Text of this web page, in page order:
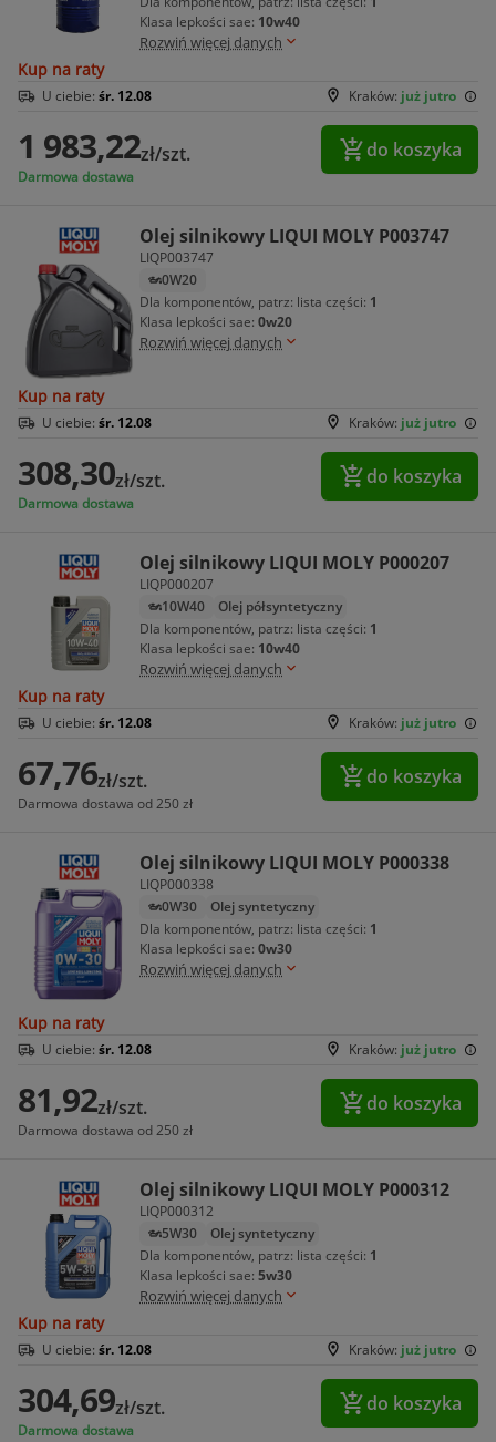
Klasa lepkości sae: 10w40
Rozwiń więcej danych
Kup na raty
Kraków: już jutro
U ciebie: śr. 12.08
1 983,22zł/szt.
Darmowa dostawa
do koszyka
Olej silnikowy LIQUI MOLY P003747
LIQP003747
0W20
Dla komponentów, patrz: lista części: 1
Klasa lepkości sae: 0w20
Rozwiń więcej danych
Kup na raty
Kraków: już jutro
U ciebie: śr. 12.08
308,30zł/szt.
Darmowa dostawa
do koszyka
Olej silnikowy LIQUI MOLY P000207
LIQP000207
10W40
Olej półsyntetyczny
Dla komponentów, patrz: lista części: 1
Klasa lepkości sae: 10w40
Rozwiń więcej danych
Kup na raty
Kraków: już jutro
U ciebie: śr. 12.08
67,76zł/szt.
Darmowa dostawa od 250 zł
do koszyka
Olej silnikowy LIQUI MOLY P000338
LIQP000338
0W30
Olej syntetyczny
Dla komponentów, patrz: lista części: 1
Klasa lepkości sae: 0w30
Rozwiń więcej danych
Kup na raty
Kraków: już jutro
U ciebie: śr. 12.08
81,92zł/szt.
Darmowa dostawa od 250 zł
do koszyka
Olej silnikowy LIQUI MOLY P000312
LIQP000312
5W30
Olej syntetyczny
Dla komponentów, patrz: lista części: 1
Klasa lepkości sae: 5w30
Rozwiń więcej danych
Kup na raty
Kraków: już jutro
U ciebie: śr. 12.08
304,69zł/szt.
Darmowa dostawa
do koszyka